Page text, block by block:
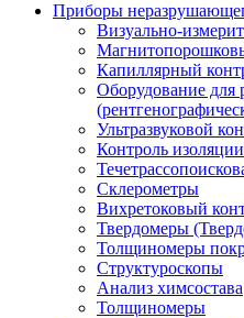
Приборы
Визуально-
Капиллярный
Оборудование для
Ультразвуковой
Контроль изоляции
Склерометры
Вихретоковый
Твердомеры
Толщиномеры
Структуроскопы
Анализ химсостава
Толщиномеры